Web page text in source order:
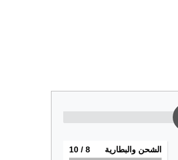
الشحن والبطارية 8
/ 10